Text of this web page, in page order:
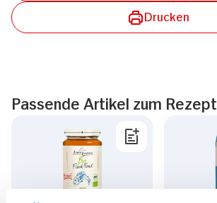
Drucken
Passende Artikel zum Rezept